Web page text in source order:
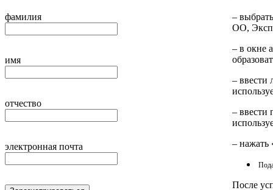
фамилия
имя
отчество
электронная почта
–
ОО,
– в окне
– ввести
– ввести
– нажать
После